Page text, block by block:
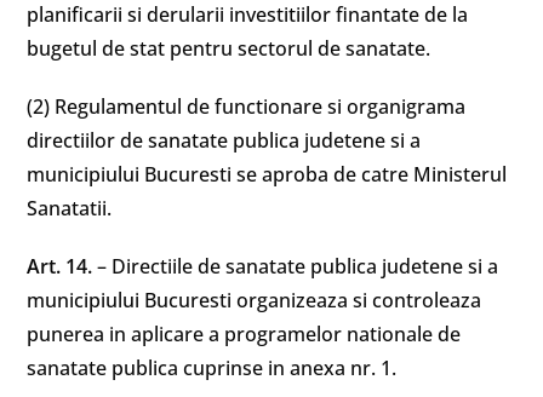
planificarii si derularii investitiilor finantate de la
bugetul de stat pentru sectorul de sanatate.
(2) Regulamentul de functionare si organigrama
directiilor de sanatate publica judetene si a
municipiului Bucuresti se aproba de catre Ministerul
Sanatatii.
Art. 14.– Directiile de sanatate publica judetene si a
municipiului Bucuresti organizeaza si controleaza
punerea in aplicare a programelor nationale de
sanatate publica cuprinse in anexa nr. 1.